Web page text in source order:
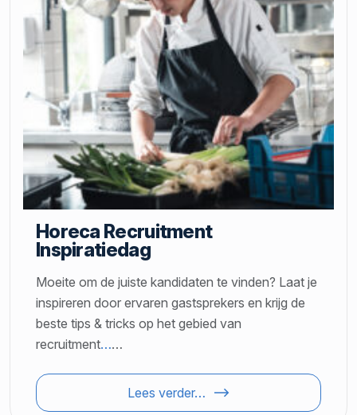
Horeca Recruitment
Inspiratiedag
Moeite om de juiste kandidaten te vinden? Laat je
inspireren door ervaren gastsprekers en krijg de
beste tips & tricks op het gebied van
recruitment……
Lees verder…